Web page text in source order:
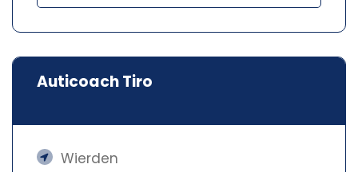
Auticoach Tiro
Wierden